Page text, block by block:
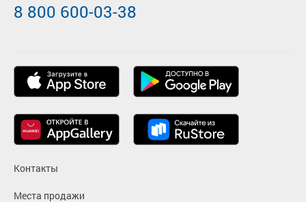
Контакты
Места продажи
8 800 600-03-38